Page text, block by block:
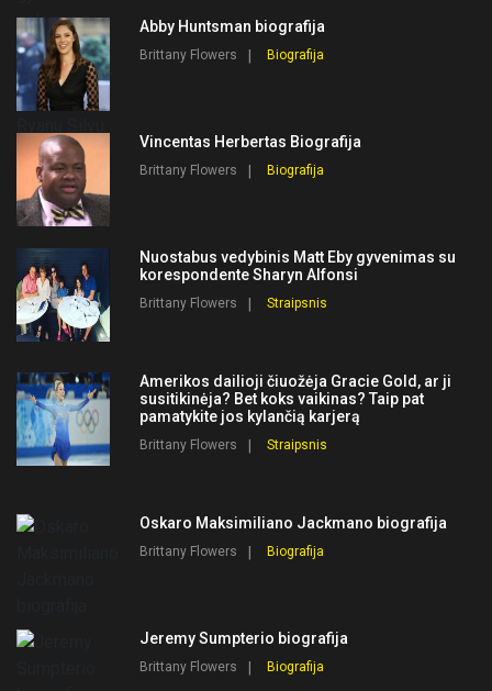
Abby Huntsman biografija
Brittany Flowers Biografija
Vincentas Herbertas Biografija
Brittany Flowers Biografija
Nuostabus vedybinis Matt Eby gyvenimas su
korespondente Sharyn Alfonsi
Brittany Flowers Straipsnis
Amerikos dailioji čiuožėja Gracie Gold, ar ji
susitikinėja? Bet koks vaikinas? Taip pat
pamatykite jos kylančią karjerą
Brittany Flowers Straipsnis
Oskaro Maksimiliano Jackmano biografija
Brittany Flowers Biografija
Jeremy Sumpterio biografija
Brittany Flowers Biografija